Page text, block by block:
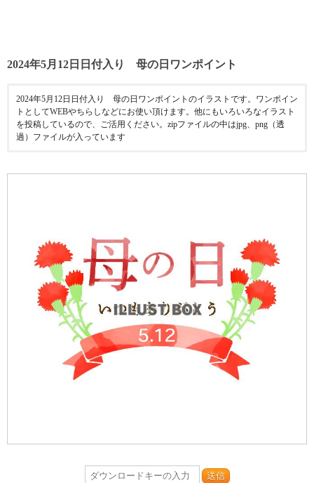
2024年5月12日日付入り 母の日ワンポイント
2024年5月12日日付入り 母の日ワンポイントのイラストです。ワンポイン
トとしてWEBやちらしなどにお使い頂けます。他にもいろいろなイラスト
を投稿しているので、ご活用ください。zipファイルの中はjpg、png（透
過）ファイルが入っています
送信